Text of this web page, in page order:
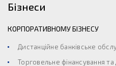
Бізнеси
КОРПОРАТИВНОМУ БІЗНЕСУ
Дистанційне банківське
Торговельне фінансування та